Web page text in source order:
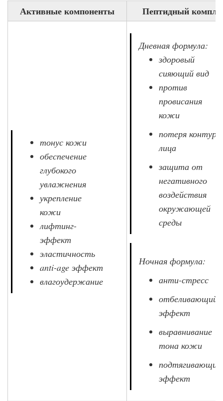
Активные компоненты Пептидный
тонус кожи
обеспечение
глубокого
увлажнения
укрепление
кожи
лифтинг-
эффект
эластичность
anti-age эффект
влагоудержание
Дневная формула:
здоровый
сияющий вид
против
провисания
кожи
потеря контура
лица
защита от
негативного
воздействия
окружающей
среды
Ночная формула:
анти-стресс
отбеливающий
эффект
выравнивание
тона кожи
подтягивающий
эффект